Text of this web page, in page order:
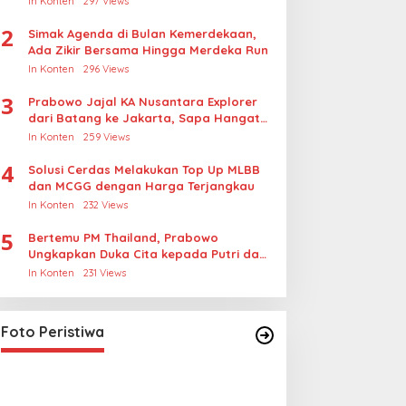
2
Simak Agenda di Bulan Kemerdekaan,
Ada Zikir Bersama Hingga Merdeka Run
In Konten 296 Views
3
Prabowo Jajal KA Nusantara Explorer
dari Batang ke Jakarta, Sapa Hangat
Warga
In Konten 259 Views
4
Solusi Cerdas Melakukan Top Up MLBB
dan MCGG dengan Harga Terjangkau
In Konten 232 Views
5
Bertemu PM Thailand, Prabowo
Ungkapkan Duka Cita kepada Putri dan
Selamat Ulang Tahun ke Raja Thailand
In Konten 231 Views
Foto Peristiwa